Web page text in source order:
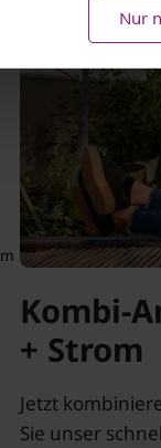
Nur
Kombi-
+ Strom
Jetzt
Sie unser